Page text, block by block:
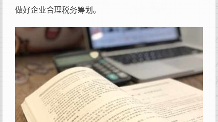
做好企业合理税务筹划。